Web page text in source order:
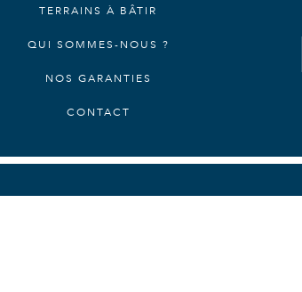
TERRAINS À BÂTIR
QUI SOMMES-NOUS ?
NOS GARANTIES
CONTACT